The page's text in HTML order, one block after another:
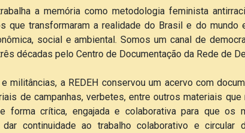
a memória como metodologia feminista
que transformaram a realidade do Brasil e do mundo
social e ambiental. Somos um canal de
décadas pelo Centro de Documentação da Rede de
militâncias, a REDEH conservou um acervo com
de campanhas, verbetes, entre outros materiais
forma crítica, engajada e colaborativa para que os
continuidade ao trabalho colaborativo e